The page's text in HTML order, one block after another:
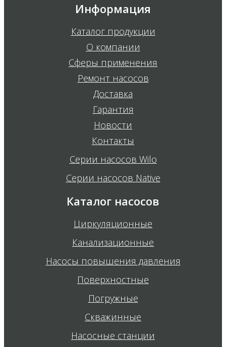
Информация
Каталог продукции
О компании
Сферы применения
Ремонт насосов
Доставка
Гарантия
Новости
Контакты
Серии насосов Wilo
Серии насосов Native
Каталог насосов
Циркуляционные
Канализационные
Насосы повышения давления
Поверхностные
Погружные
Скважинные
Насосные станции